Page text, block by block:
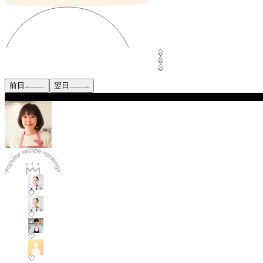
前日 翌日